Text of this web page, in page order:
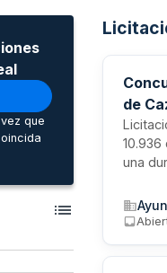
que
de
una